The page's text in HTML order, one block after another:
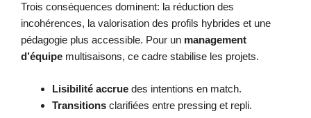
Trois conséquences dominent: la réduction des
incohérences, la valorisation des profils hybrides et une
pédagogie plus accessible. Pour un management
d’équipe multisaisons, ce cadre stabilise les projets.
Lisibilité accrue des intentions en match.
Transitions clarifiées entre pressing et repli.